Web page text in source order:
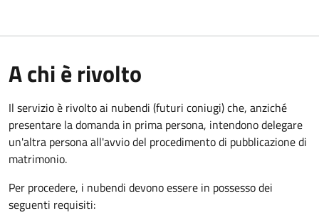
A chi è rivolto
Il servizio è rivolto ai nubendi (futuri coniugi) che, anziché
presentare la domanda in prima persona, intendono delegare
un'altra persona all'avvio del procedimento di pubblicazione di
matrimonio.
Per procedere, i nubendi devono essere in possesso dei
seguenti requisiti: